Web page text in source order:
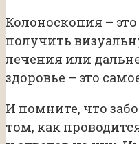
Колоноскопия –
получить
лечения или
здоровье – это
И помните, что
том, как